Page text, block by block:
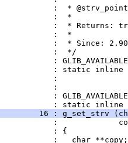
:  *
:  *
:  * Returns:
:  *
:  * Since: 2.90
:  */
:
: static
:
:
:
: static inline
16 : g_set_strv
:
: {
:   char **copy;